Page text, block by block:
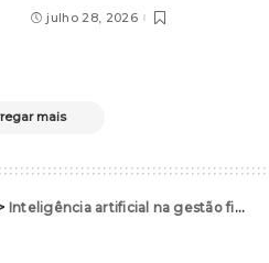
julho 28, 2026
mais
Inteligência artificial na gestão financeira: o futuro das decisões estratégicas